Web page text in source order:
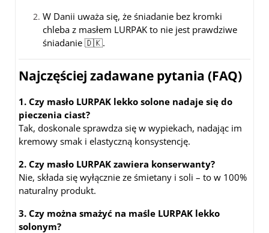
W Danii uważa się, że śniadanie bez kromki
chleba z masłem LURPAK to nie jest prawdziwe
śniadanie 🇩🇰.
Najczęściej zadawane pytania (FAQ)
1. Czy masło LURPAK lekko solone nadaje się do
pieczenia ciast?
Tak, doskonale sprawdza się w wypiekach, nadając im
kremowy smak i elastyczną konsystencję.
2. Czy masło LURPAK zawiera konserwanty?
Nie, składa się wyłącznie ze śmietany i soli – to w 100%
naturalny produkt.
3. Czy można smażyć na maśle LURPAK lekko
solonym?